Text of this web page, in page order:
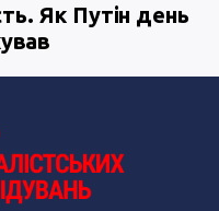
Як Путін день